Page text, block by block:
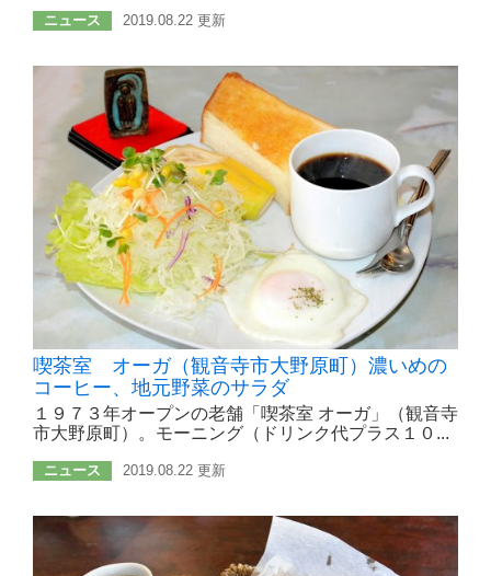
ニュース 2019.08.22 更新
喫茶室 オーガ（観音寺市大野原町）濃いめの
コーヒー、地元野菜のサラダ
１９７３年オープンの老舗「喫茶室 オーガ」（観音寺
市大野原町）。モーニング（ドリンク代プラス１０...
ニュース 2019.08.22 更新